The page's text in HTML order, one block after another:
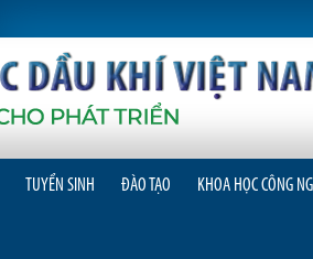
TUYỂN SINH ĐÀO TẠO KHOA HỌC CÔNG